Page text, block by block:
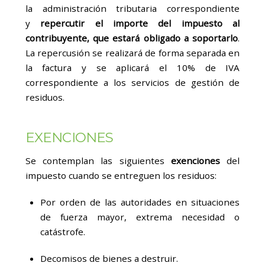
la administración tributaria correspondiente
y
repercutir el importe del impuesto al
contribuyente, que estará obligado a soportarlo.
La repercusión se realizará de forma separada en
la factura y se aplicará el 10% de IVA
correspondiente a los servicios de gestión de
residuos.
EXENCIONES
Se contemplan las siguientes exenciones del
impuesto cuando se entreguen los residuos:
Por orden de las autoridades en situaciones
de fuerza mayor, extrema necesidad o
catástrofe.
Decomisos de bienes a destruir.